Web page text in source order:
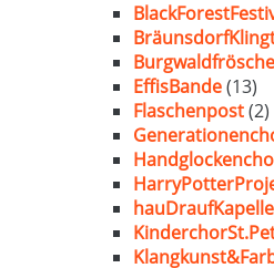
Burgwaldfrösche
EffisBande(13)
Flaschenpost(2)
hauDraufKapelle